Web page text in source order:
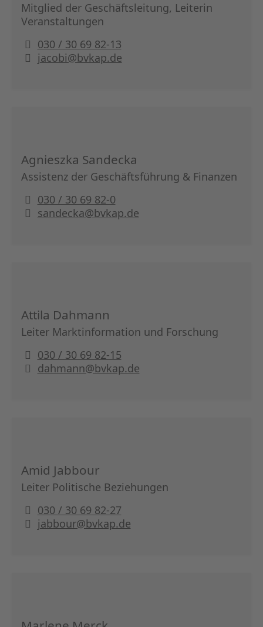
Mitglied der Geschäftsleitung, Leiterin
Veranstaltungen
030 / 30 69 82-13
jacobi@bvkap.de
Agnieszka Sandecka
Assistenz der Geschäftsführung & Finanzen
030 / 30 69 82-0
sandecka@bvkap.de
Attila Dahmann
Leiter Marktinformation und Forschung
030 / 30 69 82-15
dahmann@bvkap.de
Amid Jabbour
Leiter Politische Beziehungen
030 / 30 69 82-27
jabbour@bvkap.de